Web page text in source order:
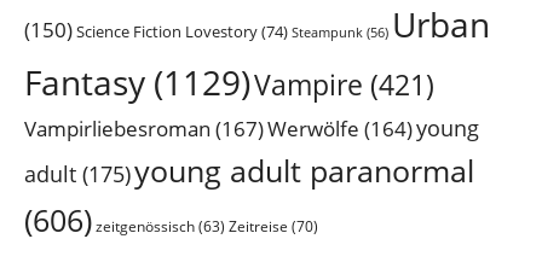
(150)Science Fiction Lovestory(74) Steampunk (56) Urban
Fantasy (1129)Vampire (421)
Vampirliebesroman (167)Werwölfe (164)young
adult (175)young adult paranormal
(606) zeitgenössisch (63) Zeitreise (70)